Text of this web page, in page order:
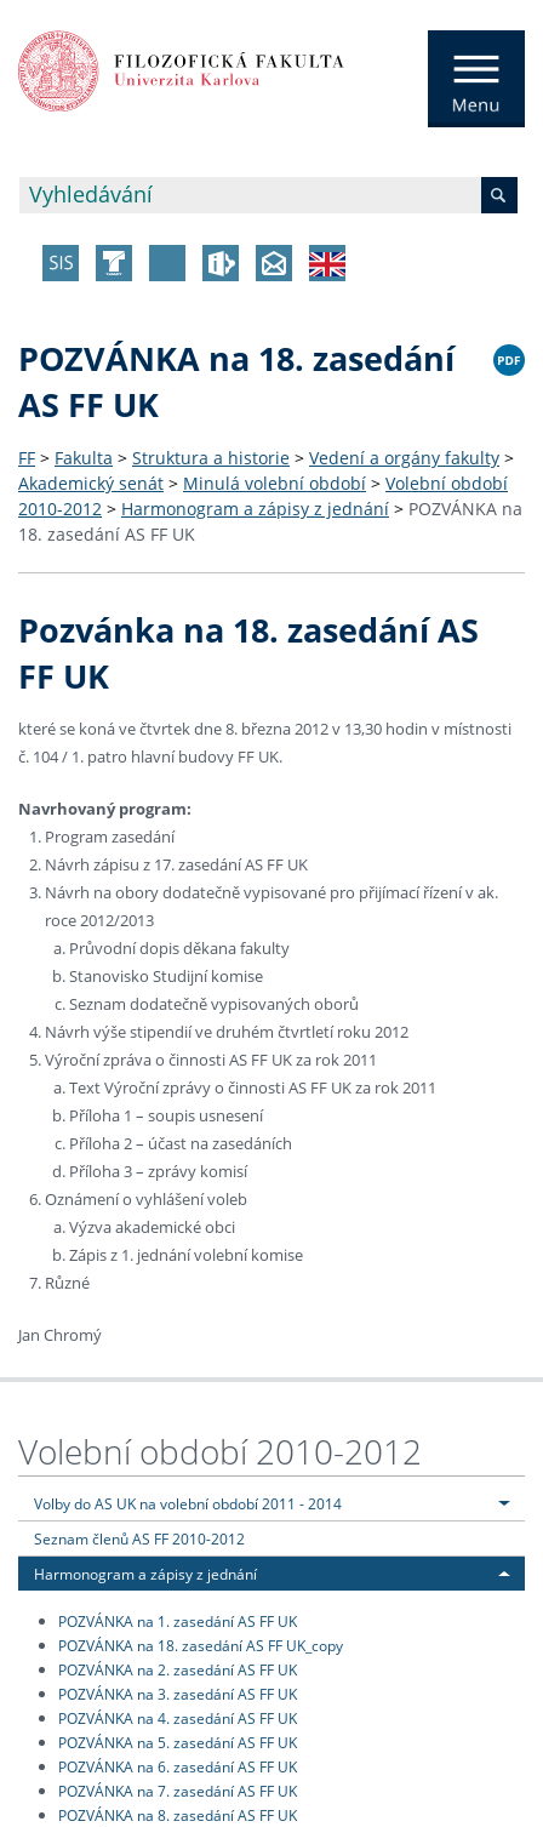
POZVÁNKA na 18. zasedání
AS FF UK
FF > Fakulta > Struktura a historie > Vedení a orgány fakulty >
Akademický senát > Minulá volební období > Volební období
2010-2012 > Harmonogram a zápisy z jednání > POZVÁNKA na
18. zasedání AS FF UK
Pozvánka na 18. zasedání AS
FF UK
které se koná ve čtvrtek dne 8. března 2012 v 13,30 hodin v místnosti
č. 104 / 1. patro hlavní budovy FF UK.
Navrhovaný program:
Program zasedání
Návrh zápisu z 17. zasedání AS FF UK
Návrh na obory dodatečně vypisované pro přijímací řízení v ak.
roce 2012/2013
Průvodní dopis děkana fakulty
Stanovisko Studijní komise
Seznam dodatečně vypisovaných oborů
Návrh výše stipendií ve druhém čtvrtletí roku 2012
Výroční zpráva o činnosti AS FF UK za rok 2011
Text Výroční zprávy o činnosti AS FF UK za rok 2011
Příloha 1 – soupis usnesení
Příloha 2 – účast na zasedáních
Příloha 3 – zprávy komisí
Oznámení o vyhlášení voleb
Výzva akademické obci
Zápis z 1. jednání volební komise
Různé
Jan Chromý
Volební období 2010-2012
Volby do AS UK na volební období 2011 - 2014
Seznam členů AS FF 2010-2012
Harmonogram a zápisy z jednání
POZVÁNKA na 1. zasedání AS FF UK
POZVÁNKA na 18. zasedání AS FF UK_copy
POZVÁNKA na 2. zasedání AS FF UK
POZVÁNKA na 3. zasedání AS FF UK
POZVÁNKA na 4. zasedání AS FF UK
POZVÁNKA na 5. zasedání AS FF UK
POZVÁNKA na 6. zasedání AS FF UK
POZVÁNKA na 7. zasedání AS FF UK
POZVÁNKA na 8. zasedání AS FF UK